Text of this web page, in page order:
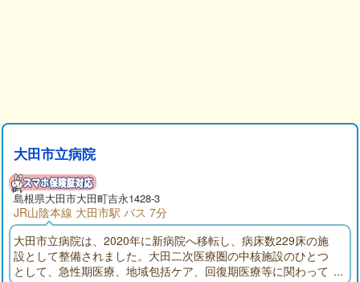
大田市立病院
島根県大田市大田町吉永1428-3
JR山陰本線 大田市駅 バス 7分
大田市立病院は、2020年に新病院へ移転し、病床数229床の施
設として整備されました。大田二次医療圏の中核施設のひとつ
として、急性期医療、地域包括ケア、回復期医療等に関わって